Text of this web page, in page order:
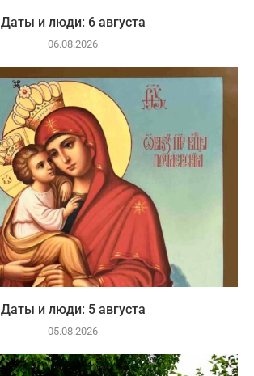
Даты и люди: 6 августа
06.08.2026
Даты и люди: 5 августа
05.08.2026